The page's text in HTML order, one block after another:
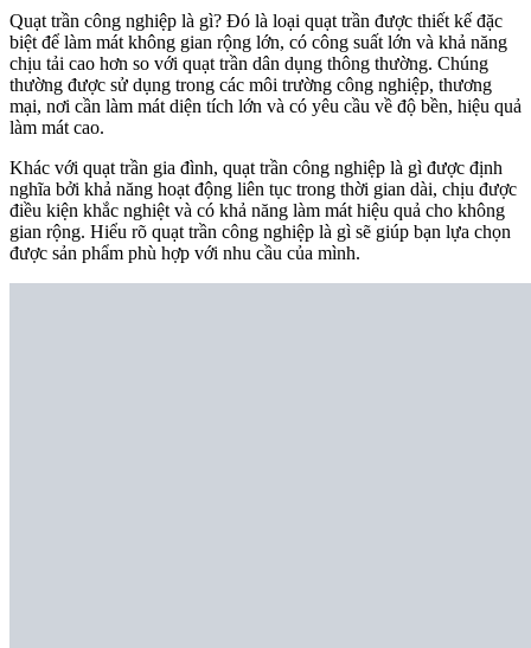
Quạt trần công nghiệp là gì? Đó là loại quạt trần được thiết kế đặc
biệt để làm mát không gian rộng lớn, có công suất lớn và khả năng
chịu tải cao hơn so với quạt trần dân dụng thông thường. Chúng
thường được sử dụng trong các môi trường công nghiệp, thương
mại, nơi cần làm mát diện tích lớn và có yêu cầu về độ bền, hiệu quả
làm mát cao.
Khác với quạt trần gia đình, quạt trần công nghiệp là gì được định
nghĩa bởi khả năng hoạt động liên tục trong thời gian dài, chịu được
điều kiện khắc nghiệt và có khả năng làm mát hiệu quả cho không
gian rộng. Hiểu rõ quạt trần công nghiệp là gì sẽ giúp bạn lựa chọn
được sản phẩm phù hợp với nhu cầu của mình.